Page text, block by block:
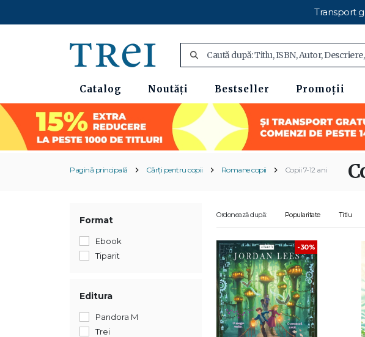
Transport
Catalog Noutăți Bestseller Promoții
Pagină principală Cărți pentru copii Romane copii Copii 7-12 ani
Format
Ebook
Tiparit
Editura
Pandora M
Trei
Ordonează după: Popularitate Titlu
-30%